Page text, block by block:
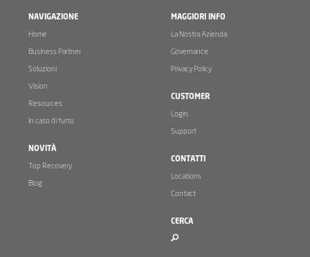
NAVIGAZIONE
Home
Business Partner
Soluzioni
Vision
Resources
In caso di furto
NOVITÀ
Top Recovery
Blog
MAGGIORI INFO
La Nostra Azienda
Governance
Privacy Policy
CUSTOMER
Login
Support
CONTATTI
Locations
Contact
CERCA